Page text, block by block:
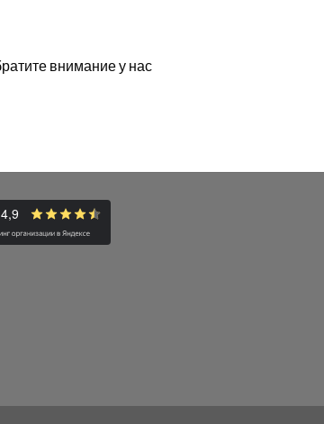
внимание у нас